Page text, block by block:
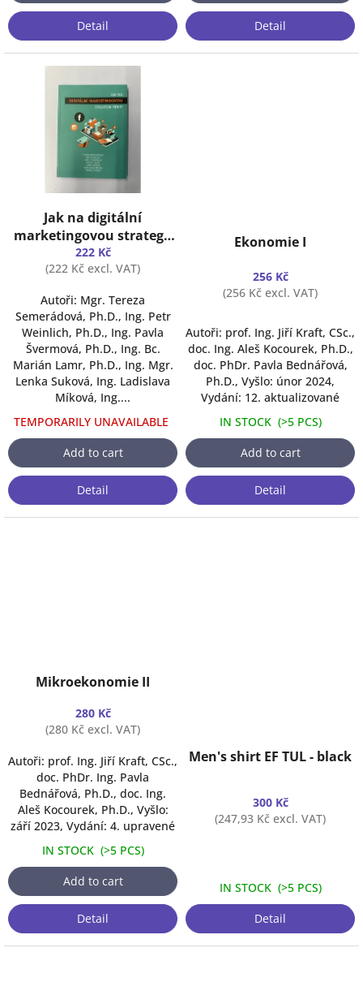
Detail Detail
Jak na digitální
marketingovou strategii
firmy
222 Kč
(222 Kč excl. VAT)
Autoři: Mgr. Tereza
Semerádová, Ph.D., Ing. Petr
Weinlich, Ph.D., Ing. Pavla
Švermová, Ph.D., Ing. Bc.
Marián Lamr, Ph.D., Ing. Mgr.
Lenka Suková, Ing. Ladislava
Míková, Ing....
TEMPORARILY UNAVAILABLE
Add to cart
Detail
average
rating
is
4,8
of
5
stars.
Ekonomie I
256 Kč
(256 Kč excl. VAT)
Autoři: prof. Ing. Jiří Kraft, CSc.,
doc. Ing. Aleš Kocourek, Ph.D.,
doc. PhDr. Pavla Bednářová,
Ph.D., Vyšlo: únor 2024,
Vydání: 12. aktualizované
IN STOCK (>5 PCS)
Add to cart
Detail
Mikroekonomie II
280 Kč
(280 Kč excl. VAT)
Autoři: prof. Ing. Jiří Kraft, CSc.,
doc. PhDr. Ing. Pavla
Bednářová, Ph.D., doc. Ing.
Aleš Kocourek, Ph.D., Vyšlo:
září 2023, Vydání: 4. upravené
IN STOCK (>5 PCS)
Add to cart
Detail
Men's shirt EF TUL - black
300 Kč
(247,93 Kč excl. VAT)
IN STOCK (>5 PCS)
Detail